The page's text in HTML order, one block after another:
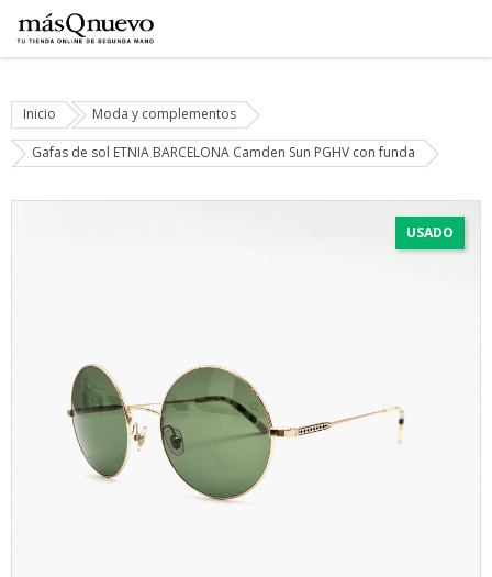
Inicio Moda y complementos
Gafas de sol ETNIA BARCELONA Camden Sun PGHV con funda
USADO